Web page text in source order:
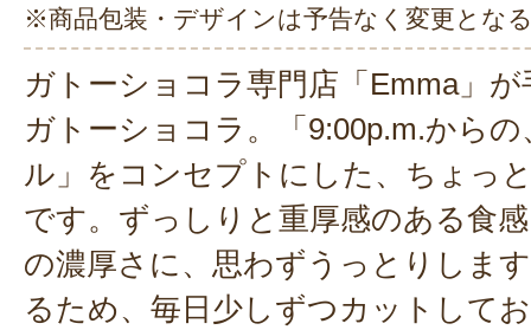
※商品包装・デザインは予告なく変更とな
ガトーショコラ専門店「Emma」
ガトーショコラ。「9:00p.m.から
ル」をコンセプトにした、ちょっ
です。ずっしりと重厚感のある食
の濃厚さに、思わずうっとりしま
るため、毎日少しずつカットして